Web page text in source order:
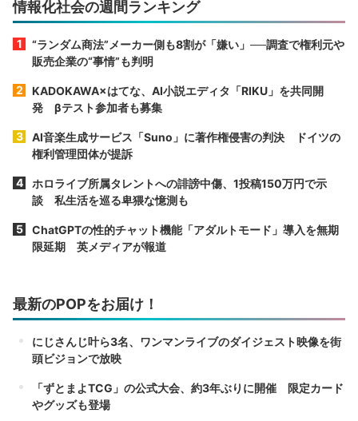
情報化社会の週間ランキング
“ランダム商法”メーカー側も8割が「嫌い」──調査で権利元や
販売企業の“事情”も判明
KADOKAWA×はてな、AI小説エディタ「RIKU」を共同開
発 βテスト参加者も募集
AI音楽生成サービス「Suno」に著作権侵害の判決 ドイツの
権利管理団体が提訴
ホロライブ所属タレントへの誹謗中傷、1投稿150万円で示
談 私生活を巡る卑猥な憶測も
ChatGPTの性的チャット機能「アダルトモード」導入を無期
限延期 英メディアが報道
最新のPOPをお届け！
にじさんじ叶ら3名、ワンマンライブのダイジェスト映像を街
頭ビジョンで放映
「ずとまよTCG」の公式大会、約3年ぶりに開催 限定カード
やグッズも登場